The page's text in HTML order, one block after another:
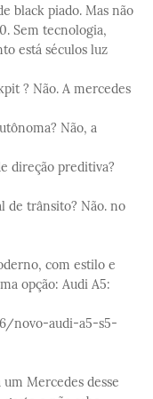
black piado. Mas não
Sem tecnologia,
está séculos luz
? Não. A mercedes
Não, a
direção preditiva?
de trânsito? Não. no
com estilo e
opção: Audi A5:
novo-audi-a5-s5-
Mercedes desse